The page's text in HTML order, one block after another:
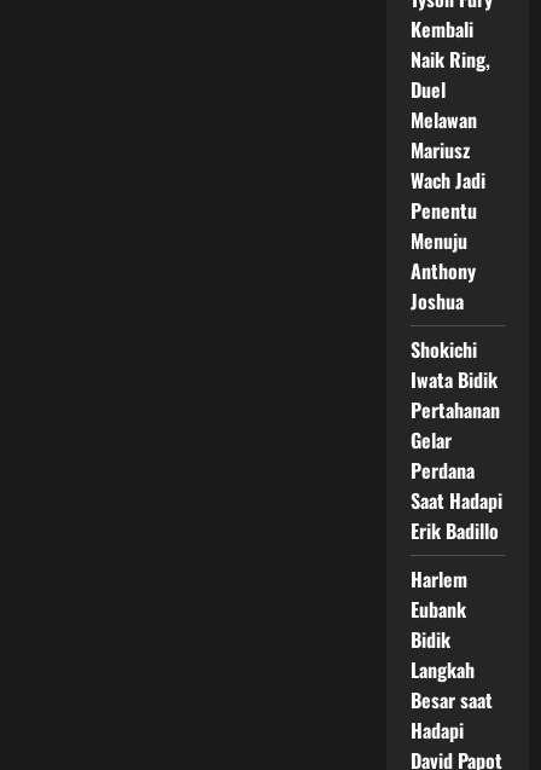
Kembali
Naik Ring,
Duel
Melawan
Mariusz
Wach Jadi
Penentu
Menuju
Anthony
Joshua
Shokichi
Iwata Bidik
Pertahanan
Gelar
Perdana
Saat Hadapi
Erik Badillo
Harlem
Eubank
Bidik
Langkah
Besar saat
Hadapi
David Papot